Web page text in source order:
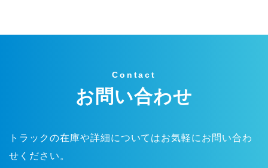
Contact
お問い合わせ
トラックの在庫や詳細についてはお気軽にお問い合わ
せください。